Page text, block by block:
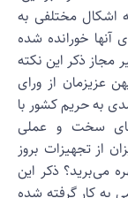
مختلفی به
خورانده شده
ذکر این نکته
از ورای
حریم کشور با
سخت و عملی
بروز
ذکر این
کار گرفته شده